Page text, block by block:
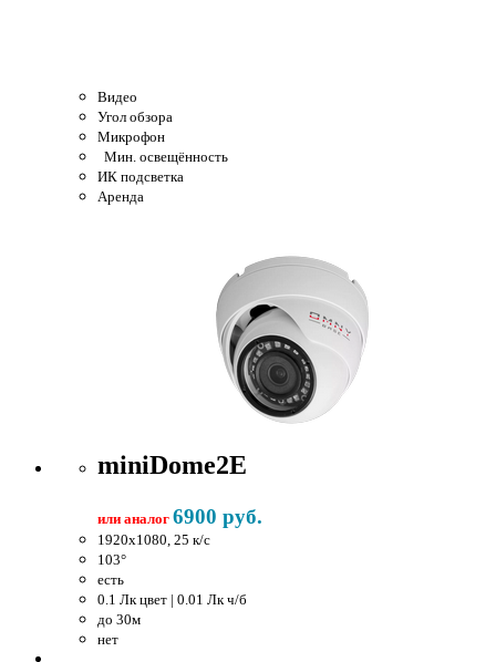
Видео
Угол обзора
Микрофон
Мин. освещённость
ИК подсветка
Аренда
miniDome2E
или аналог 6900 руб.
1920x1080, 25 к/c
103°
есть
0.1 Лк цвет | 0.01 Лк ч/б
до 30м
нет